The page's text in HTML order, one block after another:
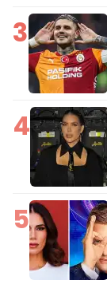
3
4
5